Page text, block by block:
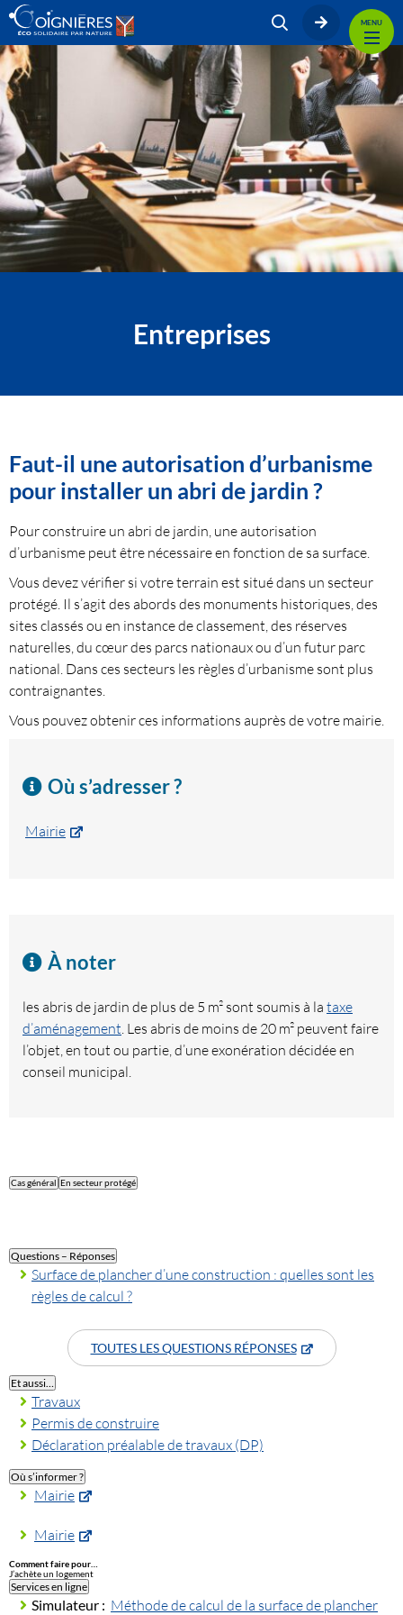
MENU
Entreprises
Faut-il une autorisation d’urbanisme
pour installer un abri de jardin ?
Pour construire un abri de jardin, une autorisation
d’urbanisme peut être nécessaire en fonction de sa surface.
Vous devez vérifier si votre terrain est situé dans un secteur
protégé. Il s’agit des abords des monuments historiques, des
sites classés ou en instance de classement, des réserves
naturelles, du cœur des parcs nationaux ou d’un futur parc
national. Dans ces secteurs les règles d’urbanisme sont plus
contraignantes.
Vous pouvez obtenir ces informations auprès de votre mairie.
Où s’adresser ?
Mairie
À noter
les abris de jardin de plus de 5 m² sont soumis à la taxe
d’aménagement . Les abris de moins de 20 m² peuvent faire
l’objet, en tout ou partie, d’une exonération décidée en
conseil municipal.
Cas général En secteur protégé
Questions – Réponses
Surface de plancher d’une construction : quelles sont les
règles de calcul ?
TOUTES LES QUESTIONS RÉPONSES
Et aussi…
Travaux
Permis de construire
Déclaration préalable de travaux (DP)
Où s’informer ?
Mairie
Mairie
Comment faire pour…
J’achète un logement
Services en ligne
Simulateur : Méthode de calcul de la surface de plancher